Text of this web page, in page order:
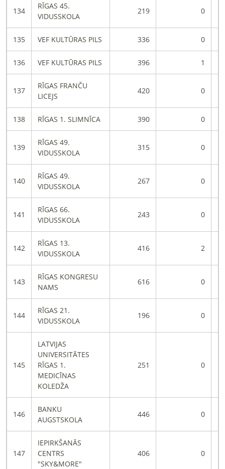
134
RĪGAS 45.
VIDUSSKOLA
219 0
135 VEF KULTŪRAS PILS 336 0
136 VEF KULTŪRAS PILS 396 1
137
RĪGAS FRANČU
LICEJS
420 0
138 RĪGAS 1. SLIMNĪCA 390 0
139
RĪGAS 49.
VIDUSSKOLA
315 0
140
RĪGAS 49.
VIDUSSKOLA
267 0
141
RĪGAS 66.
VIDUSSKOLA
243 0
142
RĪGAS 13.
VIDUSSKOLA
416 2
143
RĪGAS KONGRESU
NAMS
616 0
144
RĪGAS 21.
VIDUSSKOLA
196 0
145
LATVIJAS
UNIVERSITĀTES
RĪGAS 1.
MEDICĪNAS
KOLEDŽA
251 0
146
BANKU
AUGSTSKOLA
446 0
147
IEPIRKŠANĀS
CENTRS
"SKY&MORE"
406 0